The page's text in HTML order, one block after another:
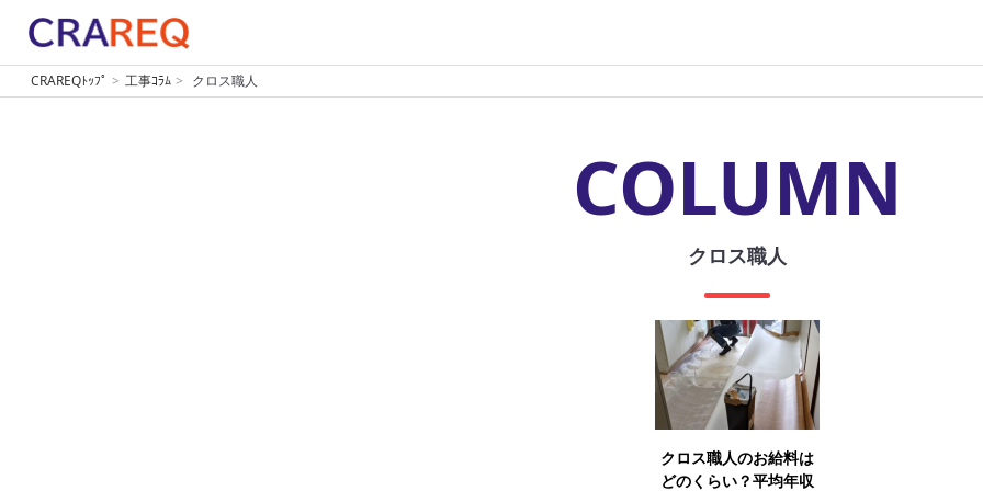
CRAREQﾄｯﾌﾟ 工事ｺﾗﾑ クロス職人
COLUMN
クロス職人
クロス職人のお給料は
どのくらい？平均年収